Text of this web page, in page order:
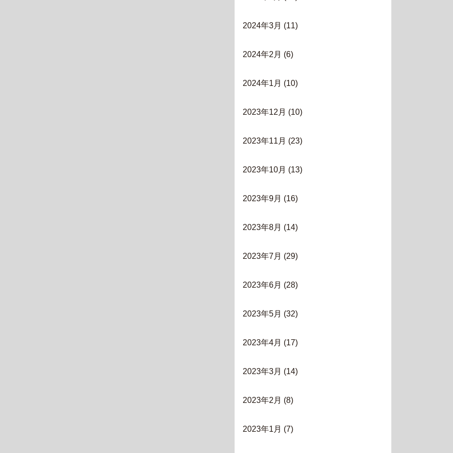
2024年3月 (11)
2024年2月 (6)
2024年1月 (10)
2023年12月 (10)
2023年11月 (23)
2023年10月 (13)
2023年9月 (16)
2023年8月 (14)
2023年7月 (29)
2023年6月 (28)
2023年5月 (32)
2023年4月 (17)
2023年3月 (14)
2023年2月 (8)
2023年1月 (7)